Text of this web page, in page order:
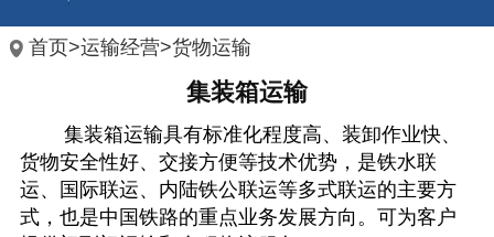
首页>运输经营>货物运输
集装箱运输
集装箱运输具有标准化程度高、装卸作业快、
货物安全性好、交接方便等技术优势，是铁水联
运、国际联运、内陆铁公联运等多式联运的主要方
式，也是中国铁路的重点业务发展方向。可为客户